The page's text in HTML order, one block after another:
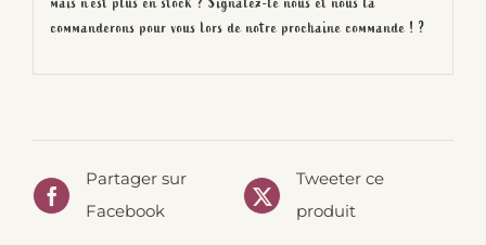
commanderons pour vous lors de notre prochaine commande ! ?
Partager sur
Facebook
Tweeter ce
produit